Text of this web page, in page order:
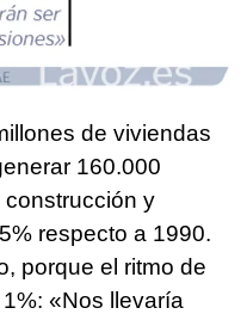
de viviendas
160.000
y
respecto a 1990.
porque el ritmo de
«Nos llevaría